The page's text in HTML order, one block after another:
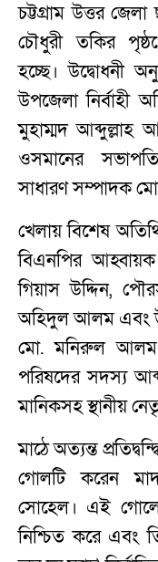
চট্টগ্রাম উত্তর
চৌধুরী তকির
হচ্ছে। উদ্বোধনী
উপজেলা নির্বাহী
মুহাম্মদ
ওসমানের
সাধারণ সম্পাদক
খেলায় বিশেষ
বিএনপির
গিয়াস উদ্দিন,
অহিদুল আলম এবং
মো. মনিরুল
পরিষদের সদস্য
মানিকসহ স্থানীয়
মাঠে অত্যন্ত
গোলটি করেন
সোহেল। এই
নিশ্চিত করে এবং